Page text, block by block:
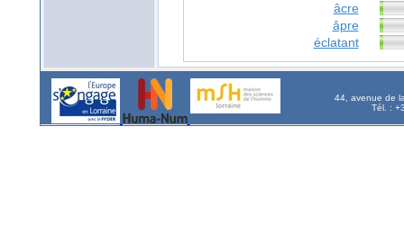
âcre
âpre
éclatant
44, avenue de
Tél. :